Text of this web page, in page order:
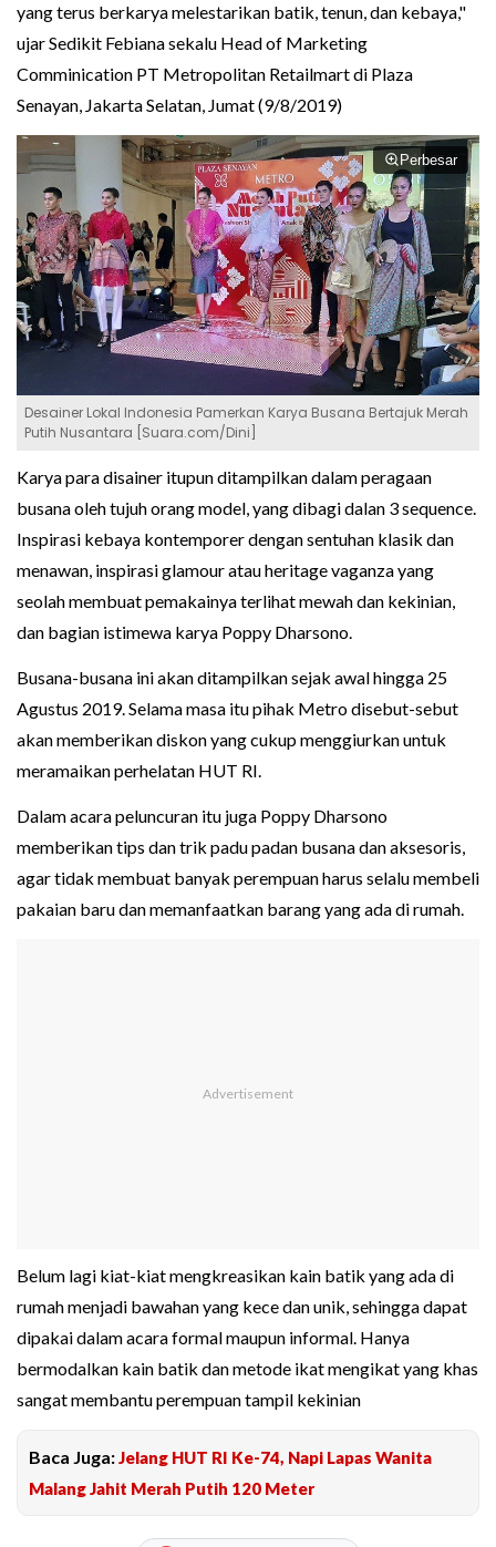
yang terus berkarya melestarikan batik, tenun, dan kebaya,"
ujar Sedikit Febiana sekalu Head of Marketing
Comminication PT Metropolitan Retailmart di Plaza
Senayan, Jakarta Selatan, Jumat (9/8/2019)
Perbesar
Desainer Lokal Indonesia Pamerkan Karya Busana Bertajuk Merah
Putih Nusantara [Suara.com/Dini]
Karya para disainer itupun ditampilkan dalam peragaan
busana oleh tujuh orang model, yang dibagi dalan 3 sequence.
Inspirasi kebaya kontemporer dengan sentuhan klasik dan
menawan, inspirasi glamour atau heritage vaganza yang
seolah membuat pemakainya terlihat mewah dan kekinian,
dan bagian istimewa karya Poppy Dharsono.
Busana-busana ini akan ditampilkan sejak awal hingga 25
Agustus 2019. Selama masa itu pihak Metro disebut-sebut
akan memberikan diskon yang cukup menggiurkan untuk
meramaikan perhelatan HUT RI.
Dalam acara peluncuran itu juga Poppy Dharsono
memberikan tips dan trik padu padan busana dan aksesoris,
agar tidak membuat banyak perempuan harus selalu membeli
pakaian baru dan memanfaatkan barang yang ada di rumah.
Belum lagi kiat-kiat mengkreasikan kain batik yang ada di
rumah menjadi bawahan yang kece dan unik, sehingga dapat
dipakai dalam acara formal maupun informal. Hanya
bermodalkan kain batik dan metode ikat mengikat yang khas
sangat membantu perempuan tampil kekinian
Baca Juga:Jelang HUT RI Ke-74, Napi Lapas Wanita
Malang Jahit Merah Putih 120 Meter